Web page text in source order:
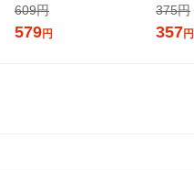
609円
579円
375円
357円